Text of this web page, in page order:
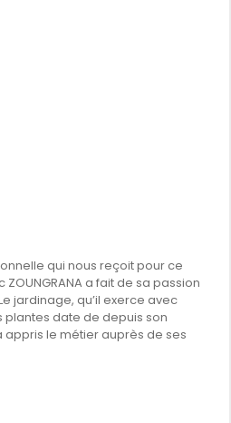
qui nous reçoit pour ce
a fait de sa passion
jardinage, qu’il exerce avec
plantes date de depuis son
appris le métier auprès de ses